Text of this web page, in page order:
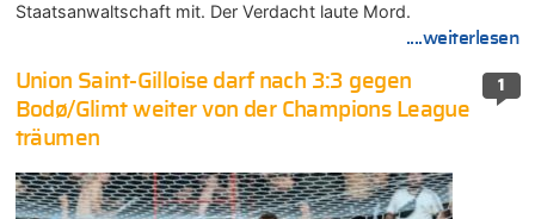
Staatsanwaltschaft mit. Der Verdacht laute Mord.
....weiterlesen
1
Union Saint-Gilloise darf nach 3:3 gegen
Bodø/Glimt weiter von der Champions League
träumen